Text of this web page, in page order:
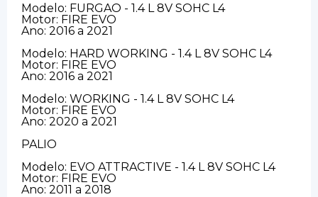
Modelo: FURGAO - 1.4 L 8V SOHC L4
Motor: FIRE EVO
Ano: 2016 a 2021
Modelo: HARD WORKING - 1.4 L 8V SOHC L4
Motor: FIRE EVO
Ano: 2016 a 2021
Modelo: WORKING - 1.4 L 8V SOHC L4
Motor: FIRE EVO
Ano: 2020 a 2021
PALIO
Modelo: EVO ATTRACTIVE - 1.4 L 8V SOHC L4
Motor: FIRE EVO
Ano: 2011 a 2018